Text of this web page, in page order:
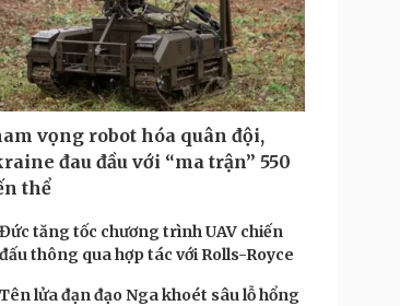
nghiệp
24h
Sành điệu
Tin Công nghệ
Trải nghiệm
Chuyển đổi số
Podcast
Câu chuyện thời sự
Cửa sổ tình yêu
Kể chuyện cho bé
Hạt giống tâm hồn
vọng robot hóa quân đội,
đau đầu với “ma trận” 550
thể
Đức tăng tốc chương trình UAV chiến
đấu thông qua hợp tác với Rolls-Royce
Tên lửa đạn đạo Nga khoét sâu lỗ hổng